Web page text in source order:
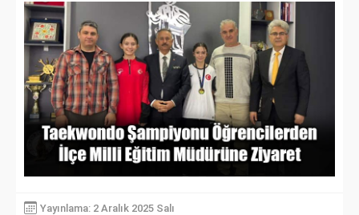
Yayınlama: 2 Aralık 2025 Salı